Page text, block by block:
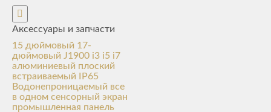
Аксессуары и запчасти
15 дюймовый 17-
дюймовый J1900 i3 i5 i7
алюминиевый плоский
встраиваемый IP65
Водонепроницаемый все
в одном сенсорный экран
промышленная панель